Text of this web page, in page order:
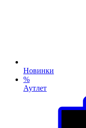
Новинки
%
Аутлет